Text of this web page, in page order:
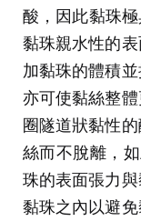
酸，因此黏珠
黏珠親水性的
加黏珠的體積
亦可使黏絲整
圈隧道狀黏性
絲而不脫離，
珠的表面張力
黏珠之內以避